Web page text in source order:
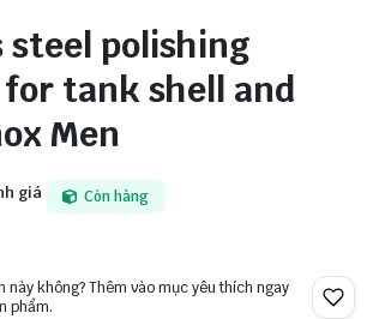
steel polishing
tank shell and
Men
giá Còn hàng
này không? Thêm vào mục yêu thích ngay
phẩm.